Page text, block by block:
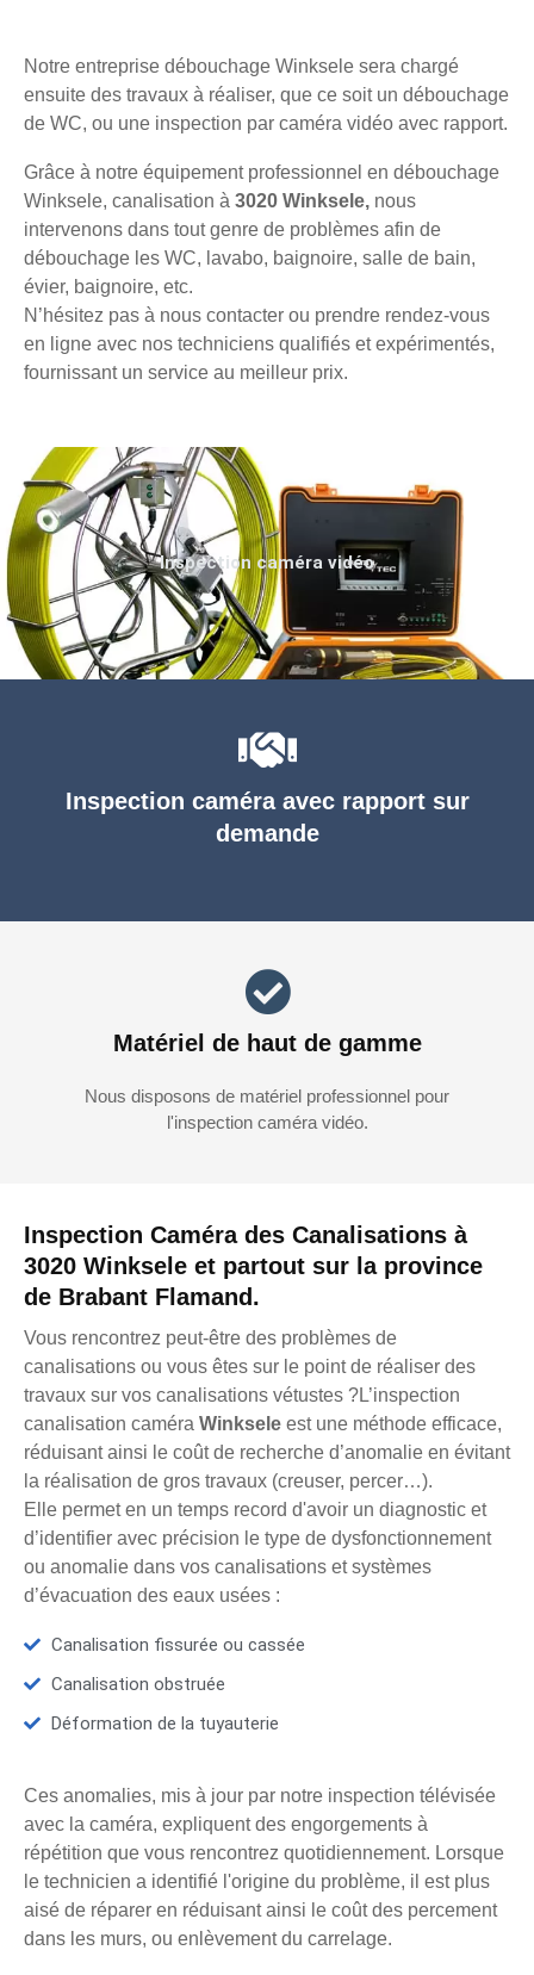
Notre entreprise débouchage Winksele sera chargé
ensuite des travaux à réaliser, que ce soit un débouchage
de WC, ou une inspection par caméra vidéo avec rapport.
Grâce à notre équipement professionnel en débouchage
Winksele, canalisation à 3020 Winksele, nous
intervenons dans tout genre de problèmes afin de
débouchage les WC, lavabo, baignoire, salle de bain,
évier, baignoire, etc.
N’hésitez pas à nous contacter ou prendre rendez-vous
en ligne avec nos techniciens qualifiés et expérimentés,
fournissant un service au meilleur prix.
Inspection Caméra des Canalisations à
3020 Winksele et partout sur la province
de Brabant Flamand.
Vous rencontrez peut-être des problèmes de
canalisations ou vous êtes sur le point de réaliser des
travaux sur vos canalisations vétustes ?L’inspection
canalisation caméra Winksele est une méthode efficace,
réduisant ainsi le coût de recherche d’anomalie en évitant
la réalisation de gros travaux (creuser, percer…).
Elle permet en un temps record d'avoir un diagnostic et
d’identifier avec précision le type de dysfonctionnement
ou anomalie dans vos canalisations et systèmes
d’évacuation des eaux usées :
Canalisation fissurée ou cassée
Canalisation obstruée
Déformation de la tuyauterie
Ces anomalies, mis à jour par notre inspection télévisée
avec la caméra, expliquent des engorgements à
répétition que vous rencontrez quotidiennement. Lorsque
le technicien a identifié l'origine du problème, il est plus
aisé de réparer en réduisant ainsi le coût des percement
dans les murs, ou enlèvement du carrelage.
Inspection caméra avec rapport sur
demande
Matériel de haut de gamme
Nous disposons de matériel professionnel pour
l'inspection caméra vidéo.
Inspection caméra vidéo